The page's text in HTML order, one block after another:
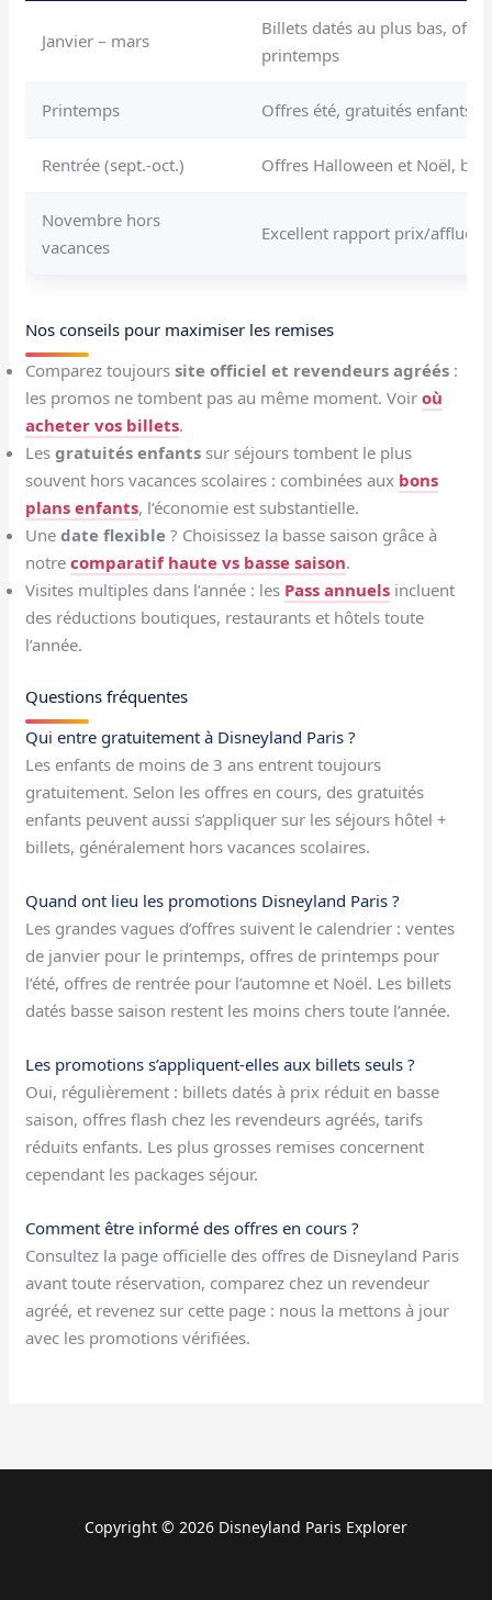
Janvier – mars
Billets datés au plus bas,
printemps
Printemps Offres été, gratuités enfants
Rentrée (sept.-oct.) Offres Halloween et Noël,
Novembre hors
vacances
Excellent rapport prix/
Nos conseils pour maximiser les remises
Comparez toujourssite officiel et revendeurs agréés :
les promos ne tombent pas au même moment. Voiroù
acheter vos billets.
Lesgratuités enfants sur séjours tombent le plus
souvent hors vacances scolaires : combinées aux bons
plans enfants, l’économie est substantielle.
Unedate flexible ? Choisissez la basse saison grâce à
notrecomparatif haute vs basse saison.
Visites multiples dans l’année : les Pass annuels incluent
des réductions boutiques, restaurants et hôtels toute
l’année.
Questions fréquentes
Qui entre gratuitement à Disneyland Paris ?
Les enfants de moins de 3 ans entrent toujours
gratuitement. Selon les offres en cours, des gratuités
enfants peuvent aussi s’appliquer sur les séjours hôtel +
billets, généralement hors vacances scolaires.
Quand ont lieu les promotions Disneyland Paris ?
Les grandes vagues d’offres suivent le calendrier : ventes
de janvier pour le printemps, offres de printemps pour
l’été, offres de rentrée pour l’automne et Noël. Les billets
datés basse saison restent les moins chers toute l’année.
Les promotions s’appliquent-elles aux billets seuls ?
Oui, régulièrement : billets datés à prix réduit en basse
saison, offres flash chez les revendeurs agréés, tarifs
réduits enfants. Les plus grosses remises concernent
cependant les packages séjour.
Comment être informé des offres en cours ?
Consultez la page officielle des offres de Disneyland Paris
avant toute réservation, comparez chez un revendeur
agréé, et revenez sur cette page : nous la mettons à jour
avec les promotions vérifiées.
Copyright © 2026 Disneyland Paris Explorer